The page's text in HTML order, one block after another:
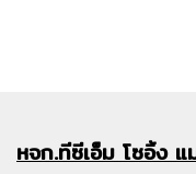
หจก.ทีซีเอ็มโซอิ้ง แ